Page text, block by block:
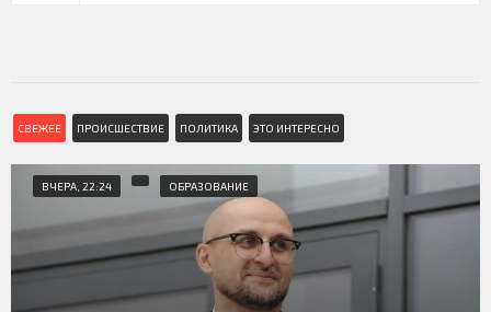
СВЕЖЕЕ ПРОИСШЕСТВИЕ ПОЛИТИКА ЭТО ИНТЕРЕСНО
ВЧЕРА, 22:24 ОБРАЗОВАНИЕ